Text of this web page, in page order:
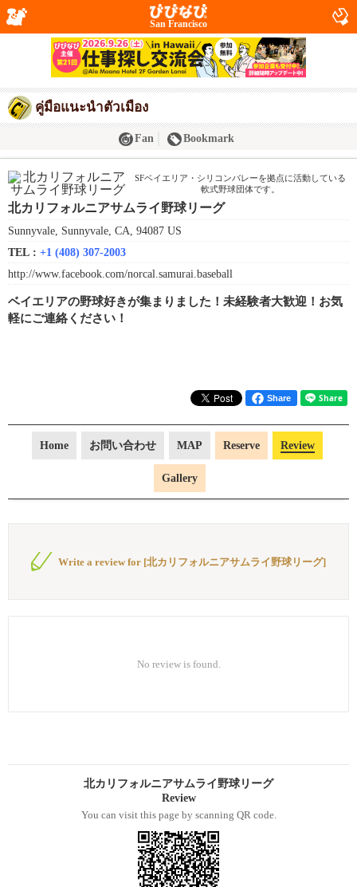
San Francisco
คู่มือแนะนำตัวเมือง
Fan Bookmark
SFベイエリア・シリコンバレーを拠点に活動している
軟式野球団体です。
北カリフォルニアサムライ野球リーグ
Sunnyvale, Sunnyvale, CA, 94087 US
TEL : +1 (408) 307-2003
http://www.facebook.com/norcal.samurai.baseball
ベイエリアの野球好きが集まりました！未経験者大歓迎！お気
軽にご連絡ください！
Share
Home お問い合わせ MAP Reserve Review
Gallery
Write a review for [北カリフォルニアサムライ野球リーグ]
No review is found.
北カリフォルニアサムライ野球リーグ
Review
You can visit this page by scanning QR code.